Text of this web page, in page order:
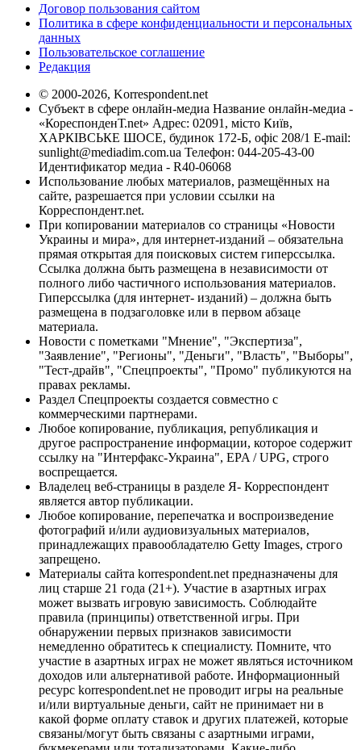
Договор пользования сайтом
Политика в сфере конфиденциальности и персональных
данных
Пользовательское соглашение
Редакция
© 2000-2026, Korrespondent.net
Субъект в сфере онлайн-медиа Название онлайн-медиа -
«КореспонденТ.net» Адрес: 02091, місто Київ,
ХАРКІВСЬКЕ ШОСЕ, будинок 172-Б, офіс 208/1 E-mail:
sunlight@mediadim.com.ua Телефон: 044-205-43-00
Идентификатор медиа - R40-06068
Использование любых материалов, размещённых на
сайте, разрешается при условии ссылки на
Корреспондент.net.
При копировании материалов со страницы «Новости
Украины и мира», для интернет-изданий – обязательна
прямая открытая для поисковых систем гиперссылка.
Ссылка должна быть размещена в независимости от
полного либо частичного использования материалов.
Гиперссылка (для интернет- изданий) – должна быть
размещена в подзаголовке или в первом абзаце
материала.
Новости с пометками "Мнение", "Экспертиза",
"Заявление", "Регионы", "Деньги", "Власть", "Выборы",
"Тест-драйв", "Спецпроекты", "Промо" публикуются на
правах рекламы.
Раздел Спецпроекты создается совместно с
коммерческими партнерами.
Любое копирование, публикация, републикация и
другое распространение информации, которое содержит
ссылку на "Интерфакс-Украина", EPA / UPG, строго
воспрещается.
Владелец веб-страницы в разделе Я- Корреспондент
является автор публикации.
Любое копирование, перепечатка и воспроизведение
фотографий и/или аудиовизуальных материалов,
принадлежащих правообладателю Getty Images, строго
запрещено.
Материалы сайта korrespondent.net предназначены для
лиц старше 21 года (21+). Участие в азартных играх
может вызвать игровую зависимость. Соблюдайте
правила (принципы) ответственной игры. При
обнаружении первых признаков зависимости
немедленно обратитесь к специалисту. Помните, что
участие в азартных играх не может являться источником
доходов или альтернативой работе. Информационный
ресурс korrespondent.net не проводит игры на реальные
и/или виртуальные деньги, сайт не принимает ни в
какой форме оплату ставок и других платежей, которые
связаны/могут быть связаны с азартными играми,